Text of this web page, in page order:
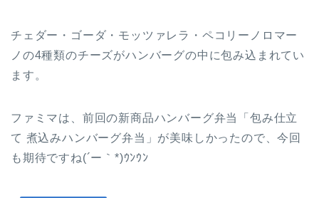
チェダー・ゴーダ・モッツァレラ・ペコリーノロマー
ノの4種類のチーズがハンバーグの中に包み込まれてい
ます。
ファミマは、前回の新商品ハンバーグ弁当「包み仕立
て 煮込みハンバーグ弁当」が美味しかったので、今回
も期待ですね(´ー｀*)ｳﾝｳﾝ